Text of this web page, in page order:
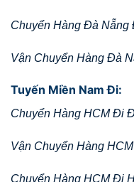
Chuyển Hàng Đà Nẵng
Vận Chuyển Hàng Đà
Tuyến Miền Nam Đi:
Chuyển Hàng
Vận Chuyển Hàng
Chuyển Hàng HCM Đi